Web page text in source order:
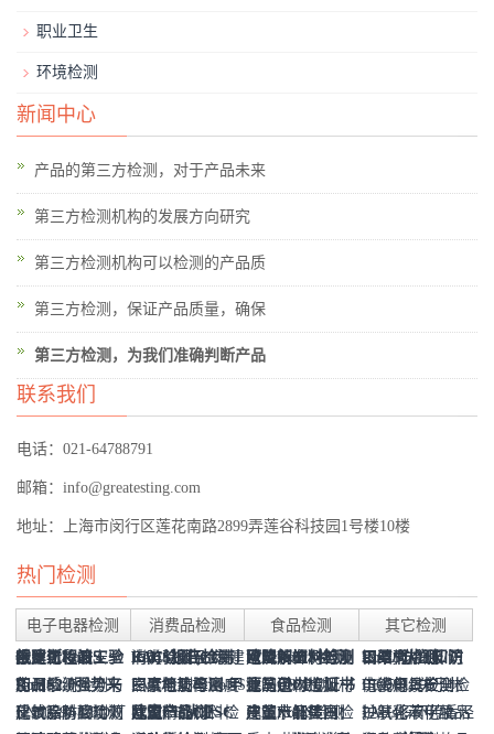
职业卫生
环境检测
新闻中心
产品的第三方检测，对于产品未来
第三方检测机构的发展方向研究
第三方检测机构可以检测的产品质
第三方检测，保证产品质量，确保
第三方检测，为我们准确判断产品
联系我们
电话：021-64788791
邮箱：info@greatesting.com
地址：上海市闵行区莲花南路2899弄莲谷科技园1号楼10楼
热门检测
电子电器检测 消费品检测 食品检测
其它检测
俄罗斯RoHS-
EAEU TR
037/2016
RoHS报告检测
机构选对不选贵
欧盟RoHS检测
报告价格
RoHS认证知识
点干货集中营
RoHS2.0强势来
袭
卤素检测与RoHS
检测
德国GS检测
LED灯具检测
EN60598 LED灯 欧盟CE认证 中国RoHS检测
PAHs多环芳香烃
欧盟化妆品安全
报告CPSR | EU
Cosmetic Product
EAC认证(CU-
TR认证)海关联
盟证书
可降解塑料检测 口罩/防护服/防
护面罩/医用手
套/消毒液检测
加州65
EVA地垫检测-甲
酰胺
亚马逊CPC证书 ISO5912关于帐
篷的防风及稳定
化妆品防腐功效 儿童产品CPSC
儿童产品美国
护肤乳液化妆品
毒腐竹检测
肉类检测及肉制
品检测
增塑剂检测与测
试
罂粟壳检测
药品检测
三聚氰胺检测 食品包材检测
仿瓷餐具安全检
测
反式脂肪酸检测 瘦肉精检测
皮革水解蛋白检 过氧化苯甲酰
报建工程竣工验
收及建材燃烧性
能检测
消防验收-上海建
材阻燃等级检测
建筑装饰材料及
制品燃烧性能分
级GB8624-2012
钢结构检测
空调系统检测与
通风检测
照度与功率密度
检测
建筑用人造板材
检测
电线电缆检测
建筑涂料检测
建筑节能材料检 建筑节能检测：